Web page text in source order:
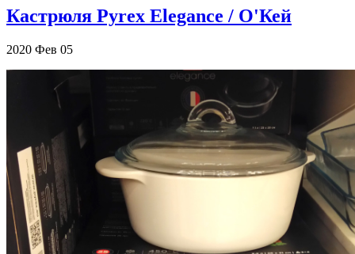
Кастрюля Pyrex Elegance / О'Кей
2020 Фев 05